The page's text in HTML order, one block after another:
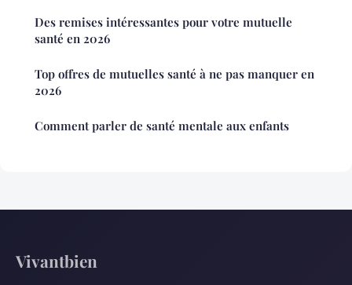
Des remises intéressantes pour votre mutuelle
santé en 2026
Top offres de mutuelles santé à ne pas manquer en
2026
Comment parler de santé mentale aux enfants
Vivantbien